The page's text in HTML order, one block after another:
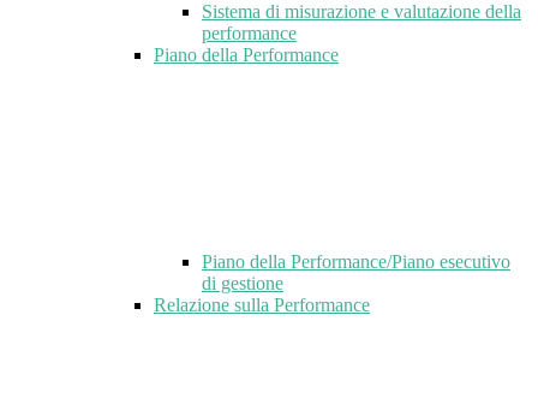
Sistema di misurazione e valutazione della
performance
Piano della Performance
Piano della Performance/Piano esecutivo
di gestione
Relazione sulla Performance